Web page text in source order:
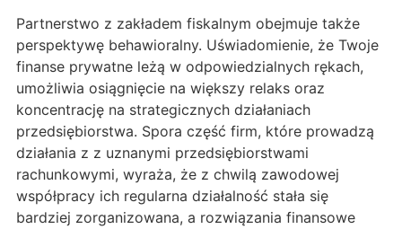
Partnerstwo z zakładem fiskalnym obejmuje także
perspektywę behawioralny. Uświadomienie, że Twoje
finanse prywatne leżą w odpowiedzialnych rękach,
umożliwia osiągnięcie na większy relaks oraz
koncentrację na strategicznych działaniach
przedsiębiorstwa. Spora część firm, które prowadzą
działania z z uznanymi przedsiębiorstwami
rachunkowymi, wyraża, że z chwilą zawodowej
współpracy ich regularna działalność stała się
bardziej zorganizowana, a rozwiązania finansowe